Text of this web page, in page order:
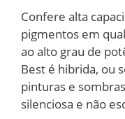
Confere alta
pigmentos em
ao alto grau de
Best é hibrida, ou
pinturas e
silenciosa e não